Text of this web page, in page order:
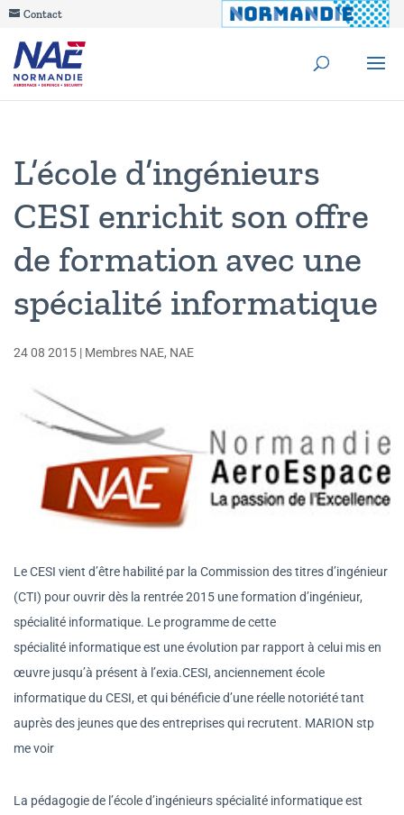
Contact
L’école d’ingénieurs
CESI enrichit son offre
de formation avec une
spécialité informatique
24 08 2015 | Membres NAE, NAE
Le CESI vient d’être habilité par la Commission des titres d’ingénieur
(CTI) pour ouvrir dès la rentrée 2015 une formation d’ingénieur,
spécialité informatique. Le programme de cette
spécialité informatique est une évolution par rapport à celui mis en
œuvre jusqu’à présent à l’exia.CESI, anciennement école
informatique du CESI, et qui bénéficie d’une réelle notoriété tant
auprès des jeunes que des entreprises qui recrutent. MARION stp
me voir
La pédagogie de l’école d’ingénieurs spécialité informatique est